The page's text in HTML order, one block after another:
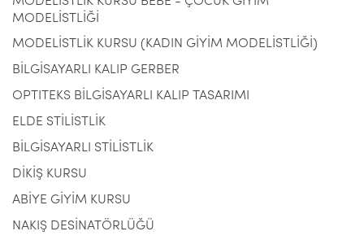
MODELİSTLİĞİ
MODELİSTLİK KURSU (KADIN GİYİM MODELİSTLİĞİ)
BİLGİSAYARLI KALIP GERBER
OPTITEKS BİLGİSAYARLI KALIP TASARIMI
ELDE STİLİSTLİK
BİLGİSAYARLI STİLİSTLİK
DİKİŞ KURSU
ABİYE GİYİM KURSU
NAKIŞ DESİNATÖRLÜĞÜ